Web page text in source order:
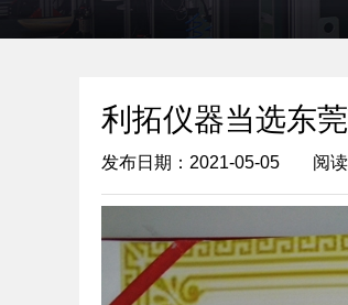
利拓仪器当选东
发布日期：2021-05-05 阅